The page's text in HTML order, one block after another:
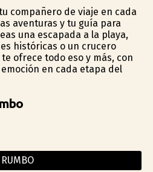
compañero de viaje en cada
aventuras y tu guía para
una escapada a la playa,
históricas o un crucero
ofrece todo eso y más, con
en cada etapa del
RUMBO